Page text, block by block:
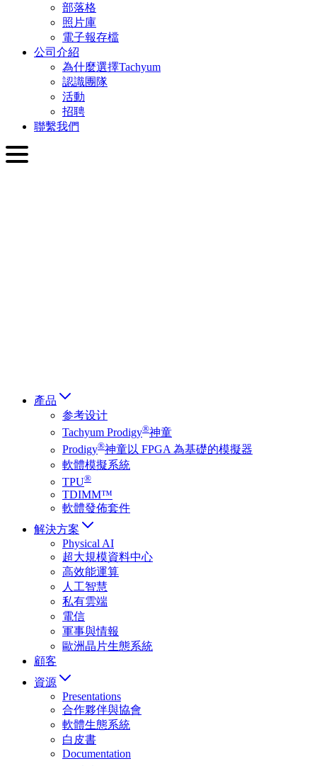
部落格
照片庫
電子報存檔
公司介紹
為什麼選擇Tachyum
認識團隊
活動
招聘
聯繫我們
產品
参考设计
Tachyum Prodigy®神童
Prodigy®神童以 FPGA 為基礎的模擬器
軟體模擬系統
TPU®
TDIMM™
軟體發佈套件
解決方案
Physical AI
超大規模資料中心
高效能運算
人工智慧
私有雲端
電信
軍事與情報
歐洲晶片生態系統
顧客
資源
Presentations
合作夥伴與協會
軟體生態系統
白皮書
Documentation